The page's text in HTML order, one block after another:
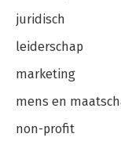
juridisch
leiderschap
marketing
mens en
non-profit